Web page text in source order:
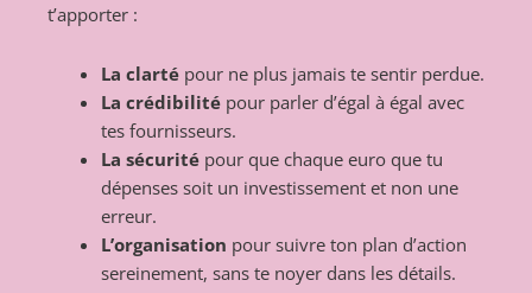
t’apporter :
La clarté pour ne plus jamais te sentir perdue.
La crédibilité pour parler d’égal à égal avec
tes fournisseurs.
La sécurité pour que chaque euro que tu
dépenses soit un investissement et non une
erreur.
L’organisation pour suivre ton plan d’action
sereinement, sans te noyer dans les détails.